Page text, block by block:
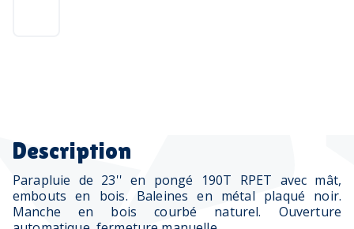
Description
Parapluie de 23'' en pongé 190T RPET avec mât,
embouts en bois. Baleines en métal plaqué noir.
Manche en bois courbé naturel. Ouverture